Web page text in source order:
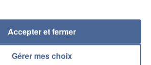
17h26
17h26
CAPALDI
Forget Me
17h23
17h23
ORIA
Gérer mes choix
Accepter et fermer